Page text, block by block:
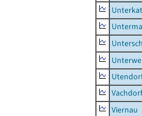
Vachdorf
Viernau